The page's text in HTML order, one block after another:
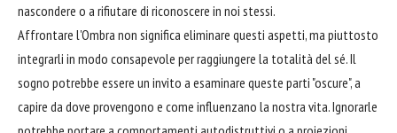
nascondere o a rifiutare di riconoscere in noi stessi.
Affrontare l'Ombra non significa eliminare questi aspetti, ma piuttosto
integrarli in modo consapevole per raggiungere la totalità del sé. Il
sogno potrebbe essere un invito a esaminare queste parti "oscure", a
capire da dove provengono e come influenzano la nostra vita. Ignorarle